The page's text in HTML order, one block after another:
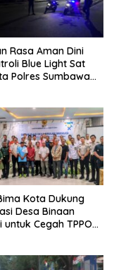
Rasa Aman Dini
Blue Light Sat
Polres Sumbawa
Kota Dukung
Desa Binaan
untuk Cegah TPPO